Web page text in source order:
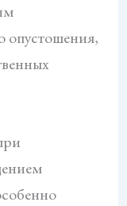
опустошения,